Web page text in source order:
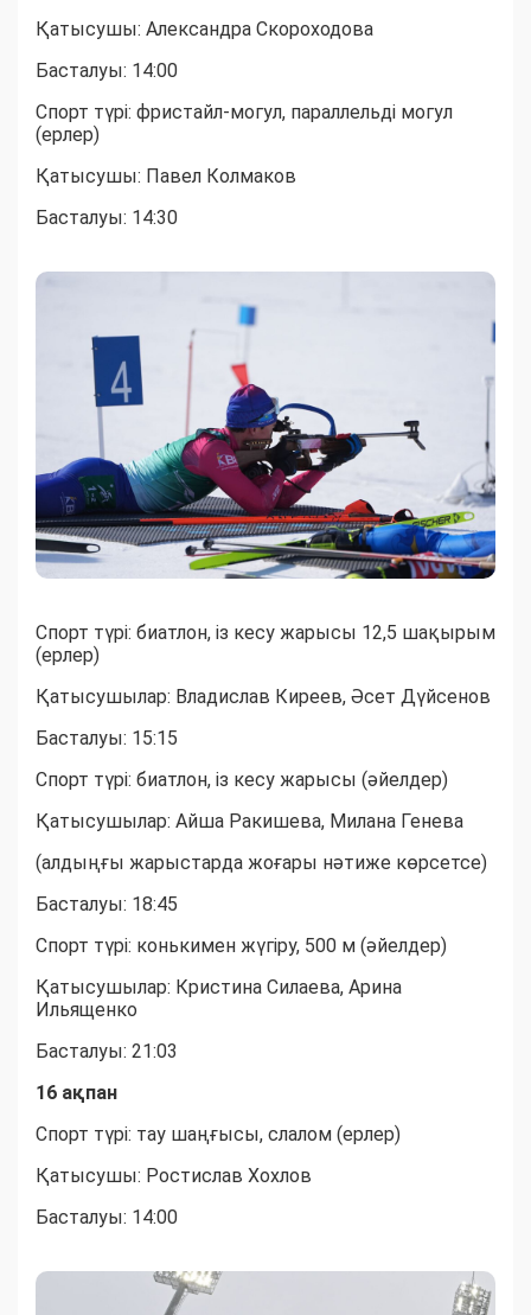
Қатысушы: Александра Скороходова
Басталуы: 14:00
Спорт түрі: фристайл-могул, параллельді могул
(ерлер)
Қатысушы: Павел Колмаков
Басталуы: 14:30
Спорт түрі: биатлон, із кесу жарысы 12,5 шақырым
(ерлер)
Қатысушылар: Владислав Киреев, Әсет Дүйсенов
Басталуы: 15:15
Спорт түрі: биатлон, із кесу жарысы (әйелдер)
Қатысушылар: Айша Ракишева, Милана Генева
(алдыңғы жарыстарда жоғары нәтиже көрсетсе)
Басталуы: 18:45
Спорт түрі: конькимен жүгіру, 500 м (әйелдер)
Қатысушылар: Кристина Силаева, Арина
Ильященко
Басталуы: 21:03
16 ақпан
Спорт түрі: тау шаңғысы, слалом (ерлер)
Қатысушы: Ростислав Хохлов
Басталуы: 14:00